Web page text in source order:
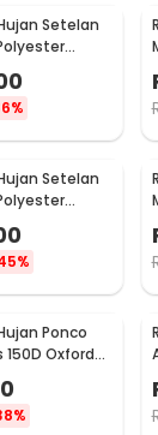
Setelan
XL -
Setelan
XL -
Ponco
Oxford
Size M